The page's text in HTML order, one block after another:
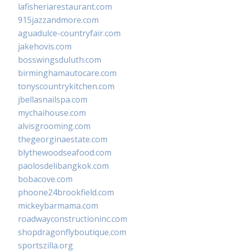
lafisheriarestaurant.com
915jazzandmore.com
aguadulce-countryfair.com
jakehovis.com
bosswingsduluth.com
birminghamautocare.com
tonyscountrykitchen.com
jbellasnailspa.com
mychaihouse.com
alvisgrooming.com
thegeorginaestate.com
blythewoodseafood.com
paolosdelibangkok.com
bobacove.com
phoone24brookfield.com
mickeybarmama.com
roadwayconstructioninc.com
shopdragonflyboutique.com
sportszilla.org